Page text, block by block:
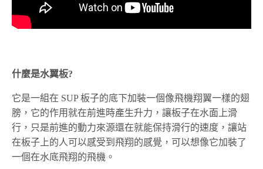
什麼是水翼板?
它是一組在 SUP 板子的底下加裝一個像飛機翔翼一樣的翅
膀，它的作用就在前進時產生升力，讓板子在水面上滑
行，只是前進的動力來源還在就能保持滑行的速度，讓站
在板子上的人可以感受到飛翔的感覺，可以想像它加裝了
一個在水底飛翔的飛機。